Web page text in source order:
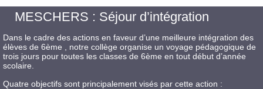
MESCHERS : Séjour d’intégration
Dans le cadre des actions en faveur d’une meilleure intégration des
élèves de 6ème , notre collège organise un voyage pédagogique de
trois jours pour toutes les classes de 6ème en tout début d’année
scolaire.
Quatre objectifs sont principalement visés par cette action :